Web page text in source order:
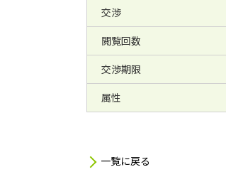
交渉
閲覧回数
交渉期限
属性
一覧に戻る